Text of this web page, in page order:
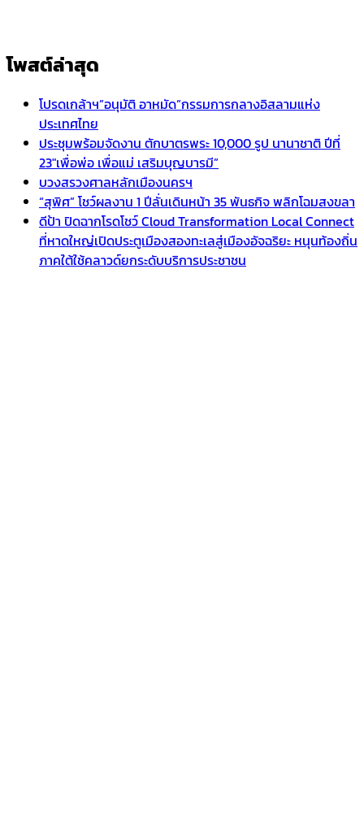
โพสต์ล่าสุด
โปรดเกล้าฯ”อนุมัติ อาหมัด”กรรมการกลางอิสลามแห่ง
ประเทศไทย
ประชุมพร้อมจัดงาน ตักบาตรพระ 10,000 รูป นานาชาติ ปีที่
23″เพื่อพ่อ เพื่อแม่ เสริมบุญบารมี”
บวงสรวงศาลหลักเมืองนครฯ
“สุพิศ” โชว์ผลงาน 1 ปีลั่นเดินหน้า 35 พันธกิจ พลิกโฉมสงขลา
ดีป้า ปิดฉากโรดโชว์ Cloud Transformation Local Connect
ที่หาดใหญ่เปิดประตูเมืองสองทะเลสู่เมืองอัจฉริยะ หนุนท้องถิ่น
ภาคใต้ใช้คลาวด์ยกระดับบริการประชาชน